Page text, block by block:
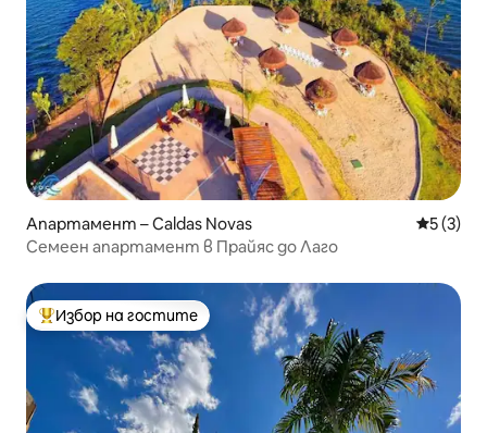
Апартамент – Caldas Novas Средна
5 (3)
Семеен апартамент в Прайяс до Лаго
Най-популярен избор на гостите
Избор на гостите